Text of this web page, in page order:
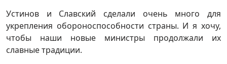
Устинов и Славский сделали очень много для
укрепления обороноспособности страны. И я хочу,
чтобы наши новые министры продолжали их
славные традиции.